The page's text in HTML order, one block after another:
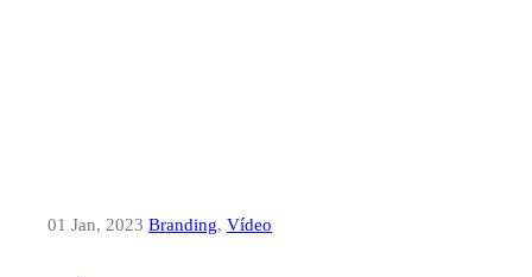
01 Jan, 2023 Branding, Vídeo